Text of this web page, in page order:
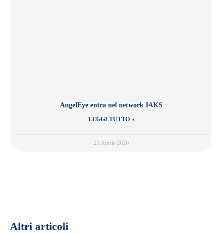
AngelEye entra nel network IAKS
LEGGI TUTTO »
23 Aprile 2026
Altri articoli